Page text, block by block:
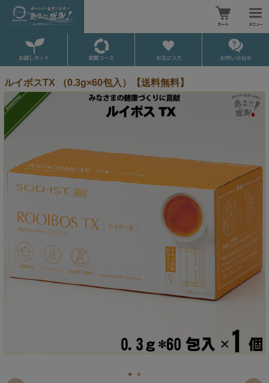
ルイボスTX （0.3g×60包入）【送料無料】